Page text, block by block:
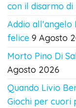
con il disarmo di
Addio all'angelo
felice 9 Agosto
Morto Pino Di
Agosto 2026
Quando Livio
Giochi per cuori